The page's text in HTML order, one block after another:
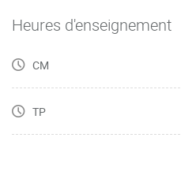
Heures d'enseignement
CM
TP